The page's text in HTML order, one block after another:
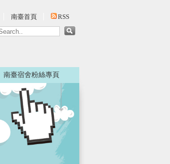
南臺首頁 RSS
南臺宿舍粉絲專頁